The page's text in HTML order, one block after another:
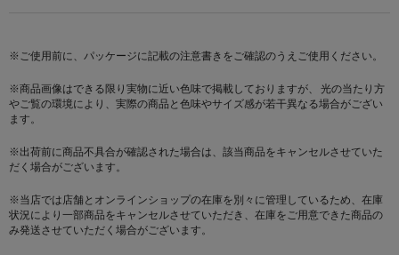
※ご使用前に、パッケージに記載の注意書きをご確認のうえご使用ください。
※商品画像はできる限り実物に近い色味で掲載しておりますが、 光の当たり方
やご覧の環境により、実際の商品と色味やサイズ感が若干異なる場合がござい
ます。
※出荷前に商品不具合が確認された場合は、該当商品をキャンセルさせていた
だく場合がございます。
※当店では店舗とオンラインショップの在庫を別々に管理しているため、在庫
状況により一部商品をキャンセルさせていただき、在庫をご用意できた商品の
み発送させていただく場合がございます。